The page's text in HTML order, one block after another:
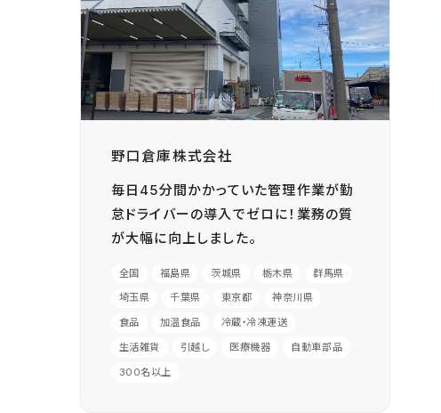
野口倉庫株式会社
毎日45分間かかっていた管理作業が勤
怠ドライバーの導入でゼロに！業務の質
が大幅に向上しました。
全国 福島県 茨城県 栃木県
群馬県
埼玉県
千葉県 東京都
神奈川県
食品
加温食品
冷蔵・冷凍運送
生活雑貨
引越し 医療機器
自動車部品
300名以上